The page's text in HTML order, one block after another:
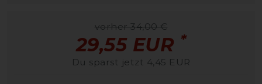
vorher 34,00 €
29,55 EUR *
Du sparst jetzt 4,45 EUR